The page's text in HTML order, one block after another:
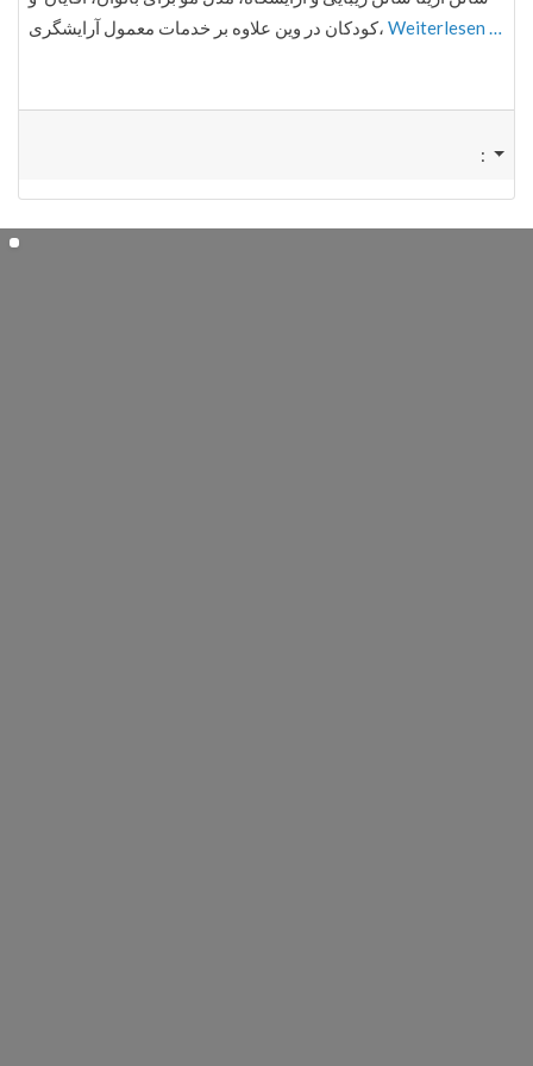
کودکان در وین علاوه بر خدمات معمول آرایشگری، Weiterlesen …
: